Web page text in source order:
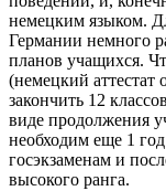
немецким языком.
Германии немного
планов учащихся.
(немецкий аттестат
закончить 12
виде продолжения
необходим еще 1
госэкзаменам и
высокого ранга.